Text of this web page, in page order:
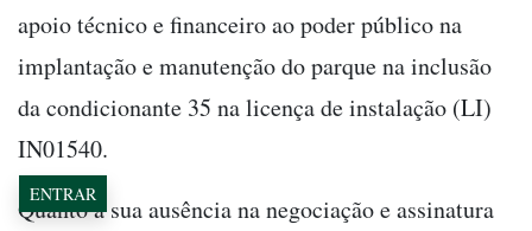
apoio técnico e financeiro ao poder público na
implantação e manutenção do parque na inclusão
da condicionante 35 na licença de instalação (LI)
IN01540.
Quanto à sua ausência na negociação e assinatura
ENTRAR